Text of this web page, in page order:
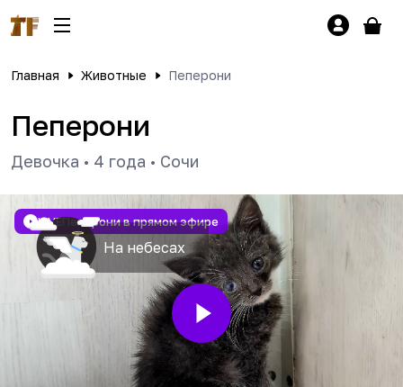
Главная Животные Пеперони
Пеперони
Девочка • 4 года • Сочи
На небесах
LIVEПеперони в прямом эфире